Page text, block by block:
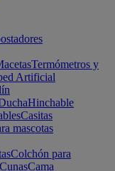
Termómetros y
Artificial
Hinchable
Casitas
mascotas
Colchón para
CunasCama